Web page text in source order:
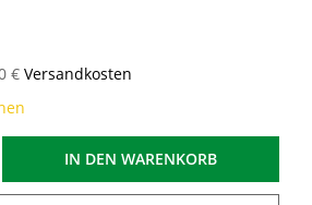
€ Versandkosten
IN DEN WARENKORB